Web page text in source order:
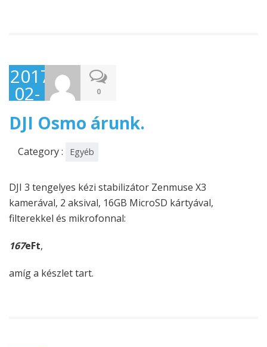
2017-
02-
18
0
DJI Osmo árunk.
Category : Egyéb
DJI 3 tengelyes kézi stabilizátor Zenmuse X3
kamerával, 2 aksival, 16GB MicroSD kártyával,
filterekkel és mikrofonnal:
167eFt,
amíg a készlet tart.